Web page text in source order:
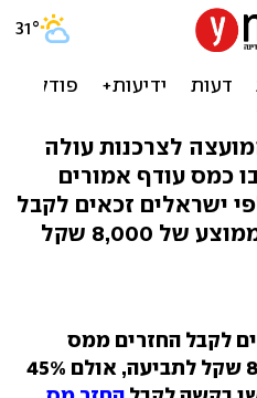
מעולם לא
- ומיליארדי
לצרכנות עולה
כמס עודף אמורים
ישראלים זכאים לקבל
החזרים ממס הכנסה, בממוצע של 8,000 שקל
לקבל החזרים ממס
הכנסה, בממוצע של 8,000 שקל לתביעה, אולם 45%